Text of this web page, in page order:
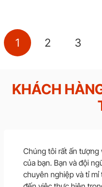
1 2 3
KHÁCH
Chúng tôi rất ấn
của bạn. Bạn và đội
chuyên nghiệp và tỉ